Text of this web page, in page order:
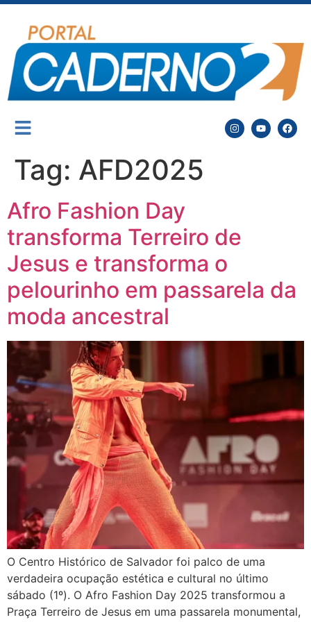
Tag: AFD2025
Afro Fashion Day
transforma Terreiro de
Jesus e transforma o
pelourinho em passarela da
moda ancestral
O Centro Histórico de Salvador foi palco de uma
verdadeira ocupação estética e cultural no último
sábado (1º). O Afro Fashion Day 2025 transformou a
Praça Terreiro de Jesus em uma passarela monumental,